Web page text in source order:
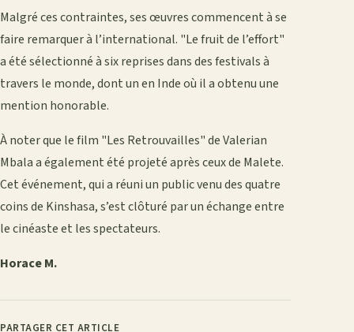
Malgré ces contraintes, ses œuvres commencent à se
faire remarquer à l’international. "Le fruit de l’effort"
a été sélectionné à six reprises dans des festivals à
travers le monde, dont un en Inde où il a obtenu une
mention honorable.
À noter que le film "Les Retrouvailles" de Valerian
Mbala a également été projeté après ceux de Malete.
Cet événement, qui a réuni un public venu des quatre
coins de Kinshasa, s’est clôturé par un échange entre
le cinéaste et les spectateurs.
Horace M.
PARTAGER CET ARTICLE